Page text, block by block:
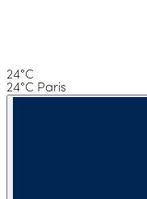
24°C
24°C Paris